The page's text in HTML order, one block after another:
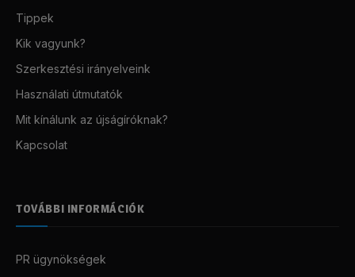
Tippek
Kik vagyunk?
Szerkesztési irányelveink
Használati útmutatók
Mit kínálunk az újságíróknak?
Kapcsolat
TOVÁBBI INFORMÁCIÓK
PR ügynökségek